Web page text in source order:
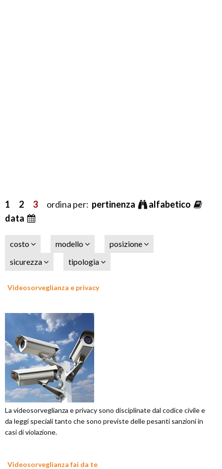
1 2 3ordina per: pertinenza
alfabetico
data
costo modello
posizione
sicurezza
tipologia
Videosorveglianza e privacy
La videosorveglianza e privacy sono disciplinate dal codice civile e
da leggi speciali tanto che sono previste delle pesanti sanzioni in
casi di violazione.
Videosorveglianza fai da te